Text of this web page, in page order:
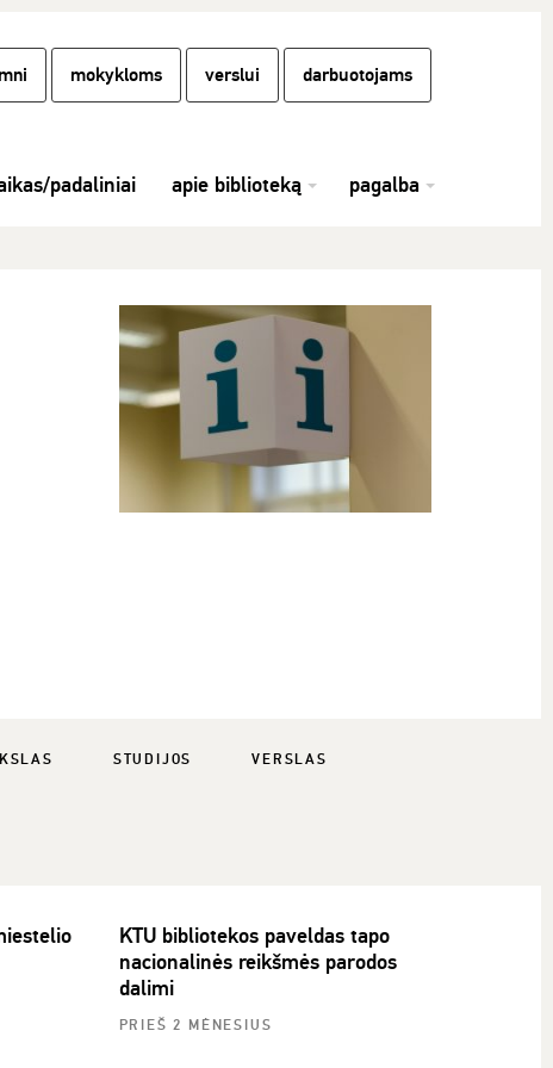
mokykloms verslui darbuotojams
padaliniai apie biblioteką pagalba
STUDIJOS VERSLAS
KTU bibliotekos paveldas tapo
nacionalinės reikšmės parodos
dalimi
PRIEŠ 2 MĖNESIUS